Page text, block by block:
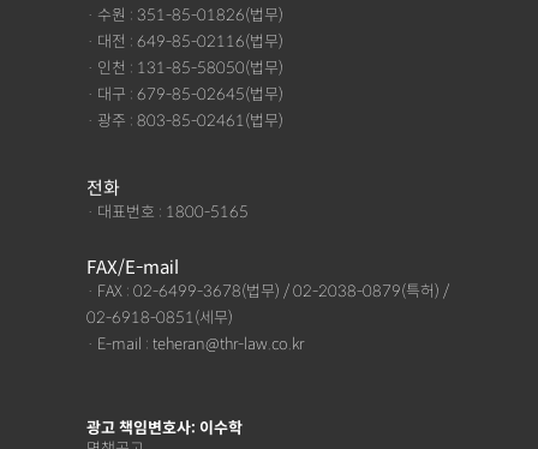
· 수원 : 351-85-01826(법무)
· 대전 : 649-85-02116(법무)
· 인천 : 131-85-58050(법무)
· 대구 : 679-85-02645(법무)
· 광주 : 803-85-02461(법무)
전화
· 대표번호 : 1800-5165
FAX/E-mail
· FAX : 02-6499-3678(법무) / 02-2038-0879(특허) /
02-6918-0851(세무)
· E-mail : teheran@thr-law.co.kr
광고 책임변호사: 이수학